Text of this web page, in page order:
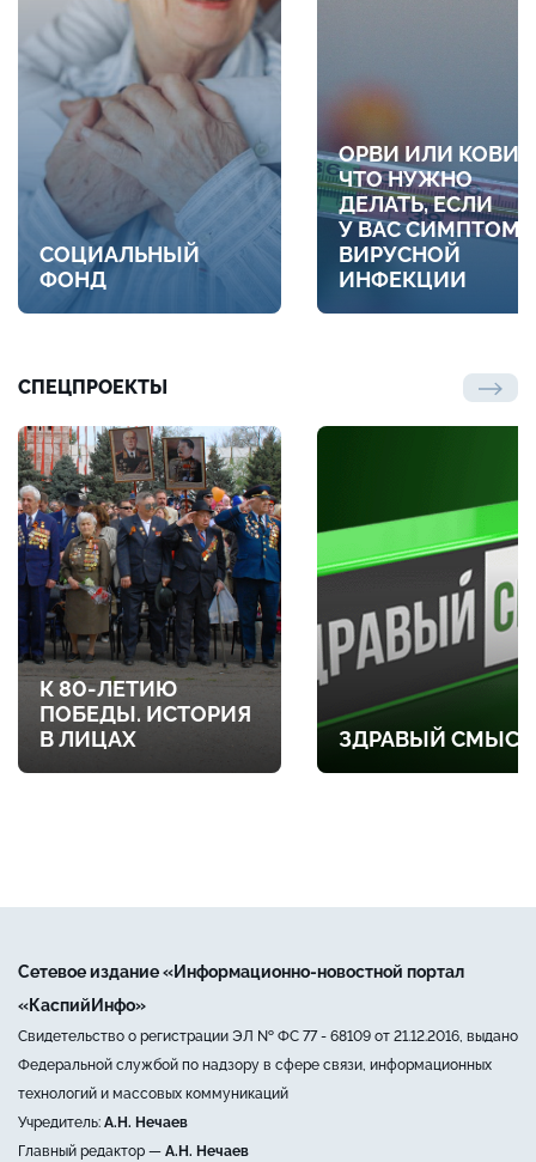
СОЦИАЛЬНЫЙ
ФОНД
ОРВИ ИЛИ
ЧТО НУЖНО
ДЕЛАТЬ, ЕСЛИ
У ВАС
ВИРУСНОЙ
ИНФЕКЦИИ
СПЕЦПРОЕКТЫ
К 80-ЛЕТИЮ
ПОБЕДЫ. ИСТОРИЯ
В ЛИЦАХ
ЗДРАВЫЙ СМЫСЛ
Сетевое издание «Информационно-новостной портал
«КаспийИнфо»
Свидетельство о регистрации ЭЛ № ФС 77 - 68109 от 21.12.2016, выдано
Федеральной службой по надзору в сфере связи, информационных
технологий и массовых коммуникаций
Учредитель: А.Н. Нечаев
Главный редактор — А.Н. Нечаев